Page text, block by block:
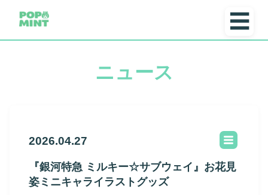
☰
ニュース
2026.04.27
『銀河特急 ミルキー☆サブウェイ』お花見
姿ミニキャライラストグッズ